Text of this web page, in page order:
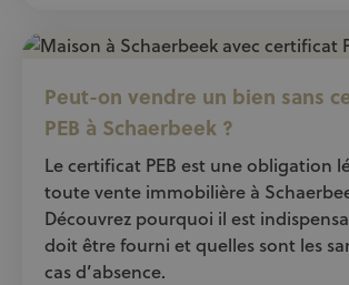
Peut-on vendre un bien sans
PEB à Schaerbeek ?
Le certificat PEB est une obligation
toute vente immobilière à
Découvrez pourquoi il est
doit être fourni et quelles sont les
cas d’absence.